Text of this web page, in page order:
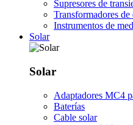
Supresores de
Transformadores
Instrumentos de
Solar
Solar
Adaptadores MC4
Baterías
Cable solar